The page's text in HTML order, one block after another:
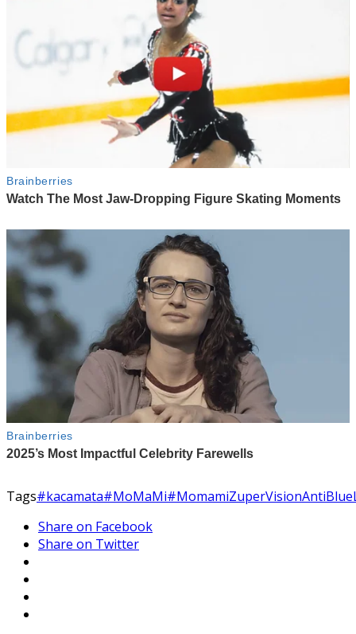
Tags#kacamata#MoMaMi
Share on Facebook
Share on Twitter